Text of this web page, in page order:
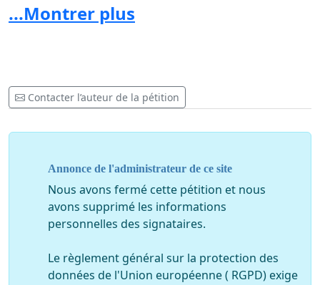
Ils demandent le passage à 5 ans d’études, ce qui permettra de
reconnaître le niveau élevé d'expertise indispensable pour garantir aux
Les psychomotriciens ont toujours favorisé le dialogue et la concertation,
· Des INSTANCES DE TUTELLES QUI NÉGLIGENT LE
DIALOGUE avec les représentants de la profession
· La NON-RECONNAISSANCE DE L’ACTUALISATION
permanente de la profession
Cette pétition vient appuyer et prolonger cette mobilisation
...Montrer plus
Contacter l’auteur de la pétition
Annonce de l'administrateur de ce site
Nous avons fermé cette pétition et nous
avons supprimé les informations
personnelles des signataires.
Le règlement général sur la protection des
données de l'Union européenne ( RGPD) exige